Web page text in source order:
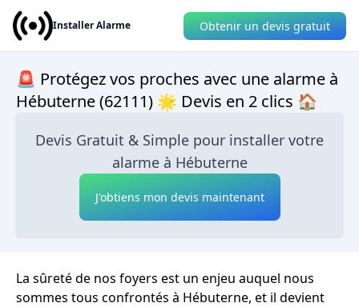
Installer Alarme Obtenir un devis gratuit
🚨 Protégez vos proches avec une alarme à
Hébuterne (62111) 🌟 Devis en 2 clics 🏠
Devis Gratuit & Simple pour installer votre
alarme à Hébuterne
J'obtiens mon devis maintenant
La sûreté de nos foyers est un enjeu auquel nous
sommes tous confrontés à Hébuterne, et il devient